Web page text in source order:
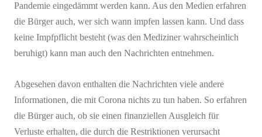
Pandemie eingedämmt werden kann. Aus den Medien erfahren
die Bürger auch, wer sich wann impfen lassen kann. Und dass
keine Impfpflicht besteht (was den Mediziner wahrscheinlich
beruhigt) kann man auch den Nachrichten entnehmen.
Abgesehen davon enthalten die Nachrichten viele andere
Informationen, die mit Corona nichts zu tun haben. So erfahren
die Bürger auch, ob sie einen finanziellen Ausgleich für
Verluste erhalten, die durch die Restriktionen verursacht